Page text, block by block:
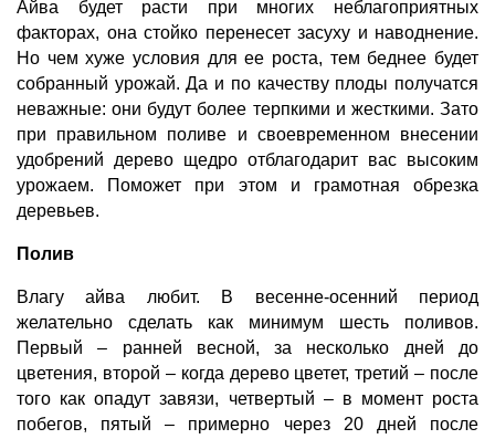
Айва будет расти при многих неблагоприятных
факторах, она стойко перенесет засуху и наводнение.
Но чем хуже условия для ее роста, тем беднее будет
собранный урожай. Да и по качеству плоды получатся
неважные: они будут более терпкими и жесткими. Зато
при правильном поливе и своевременном внесении
удобрений дерево щедро отблагодарит вас высоким
урожаем. Поможет при этом и грамотная обрезка
деревьев.
Полив
Влагу айва любит. В весенне-осенний период
желательно сделать как минимум шесть поливов.
Первый – ранней весной, за несколько дней до
цветения, второй – когда дерево цветет, третий – после
того как опадут завязи, четвертый – в момент роста
побегов, пятый – примерно через 20 дней после